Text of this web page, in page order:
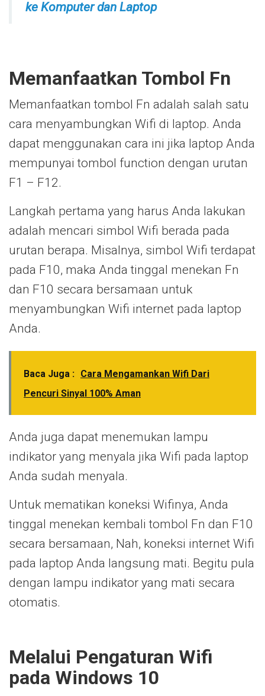
ke Komputer dan Laptop
Memanfaatkan Tombol Fn
Memanfaatkan tombol Fn adalah salah satu
cara menyambungkan Wifi di laptop. Anda
dapat menggunakan cara ini jika laptop Anda
mempunyai tombol function dengan urutan
F1 – F12.
Langkah pertama yang harus Anda lakukan
adalah mencari simbol Wifi berada pada
urutan berapa. Misalnya, simbol Wifi terdapat
pada F10, maka Anda tinggal menekan Fn
dan F10 secara bersamaan untuk
menyambungkan Wifi internet pada laptop
Anda.
Baca Juga : Cara Mengamankan Wifi Dari
Pencuri Sinyal 100% Aman
Anda juga dapat menemukan lampu
indikator yang menyala jika Wifi pada laptop
Anda sudah menyala.
Untuk mematikan koneksi Wifinya, Anda
tinggal menekan kembali tombol Fn dan F10
secara bersamaan, Nah, koneksi internet Wifi
pada laptop Anda langsung mati. Begitu pula
dengan lampu indikator yang mati secara
otomatis.
Melalui Pengaturan Wifi
pada Windows 10